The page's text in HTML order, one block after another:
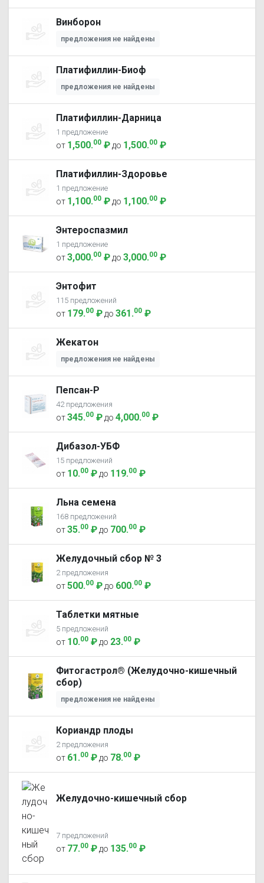
Винборон
предложения не найдены
Платифиллин-Биоф
предложения не найдены
Платифиллин-Дарница
1 предложение
от 1,500.00 ₽ до 1,500.00 ₽
Платифиллин-Здоровье
1 предложение
от 1,100.00 ₽ до 1,100.00 ₽
Энтероспазмил
1 предложение
от3,000.00 ₽ до 3,000.00 ₽
Энтофит
115 предложений
от 179.00 ₽ до 361.00 ₽
Жекатон
предложения не найдены
Пепсан-Р
42 предложения
от345.00 ₽ до 4,000.00 ₽
Дибазол-УБФ
15 предложений
от 10.00 ₽ до 119.00 ₽
Льна семена
168 предложений
от35.00 ₽ до 700.00 ₽
Желудочный сбор № 3
2 предложения
от500.00 ₽ до 600.00 ₽
Таблетки мятные
5 предложений
от 10.00 ₽ до 23.00 ₽
Фитогастрол® (Желудочно-кишечный
сбор)
предложения не найдены
Кориандр плоды
2 предложения
от 61.00 ₽ до 78.00 ₽
Желудочно-кишечный сбор
7 предложений
от 77.00 ₽ до 135.00 ₽